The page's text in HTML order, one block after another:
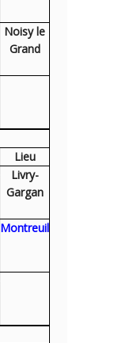
Noisy le
Grand
Lieu
Livry-
Gargan
Montreuil